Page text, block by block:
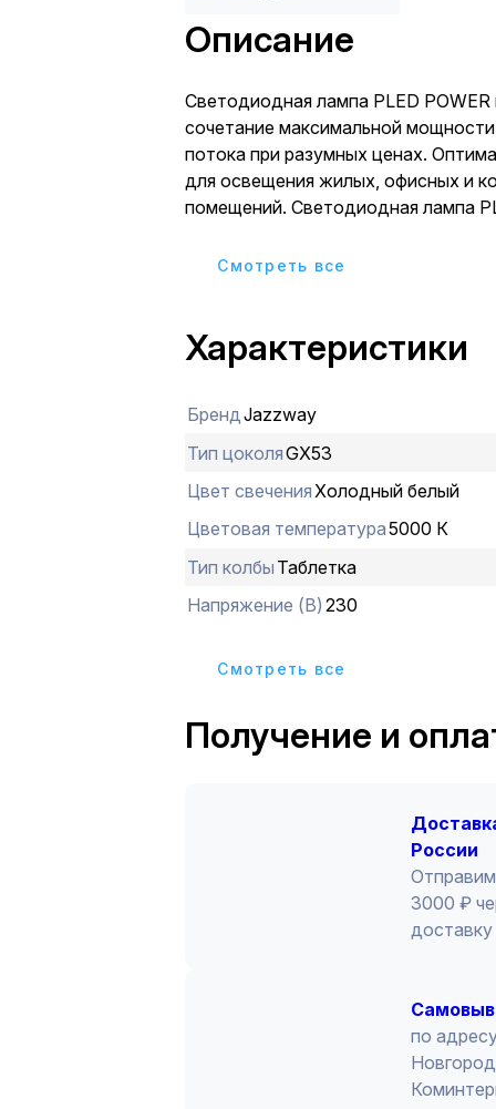
Описание
Светодиодная лампа PLED POWER идеальное
сочетание максимальной
потока при разумных ценах.
для освещения жилых, офисных и
помещений. Светодиодная лампа
цоколем. Экономия электроэнергии более 80%. В
Cмотреть все
Характеристики
БрендJazzway
Тип цоколяGX53
Цвет свечения Холодный белый
Цветовая температура5000 К
Тип колбы Таблетка
Напряжение (В) 230
Cмотреть все
Получение и
России
3000 ₽
по